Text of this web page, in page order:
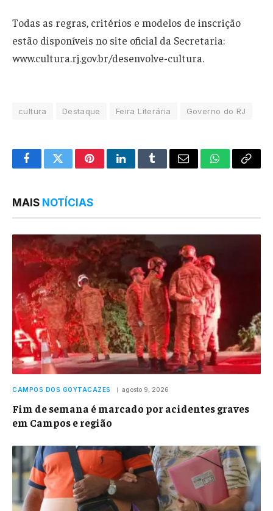
Todas as regras, critérios e modelos de inscrição
estão disponíveis no site oficial da Secretaria:
www.cultura.rj.gov.br/desenvolve-cultura.
cultura Destaque Feira Literária Governo do RJ
FacebookTwitterPinterestLinkedInTumblrEmail WhatsApp
Copy
MAIS NOTÍCIAS
CAMPOS DOS GOYTACAZES agosto 9, 2026
Fim de semana é marcado por acidentes graves
em Campos e região